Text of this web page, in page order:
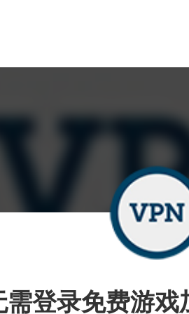
需登录免费游戏